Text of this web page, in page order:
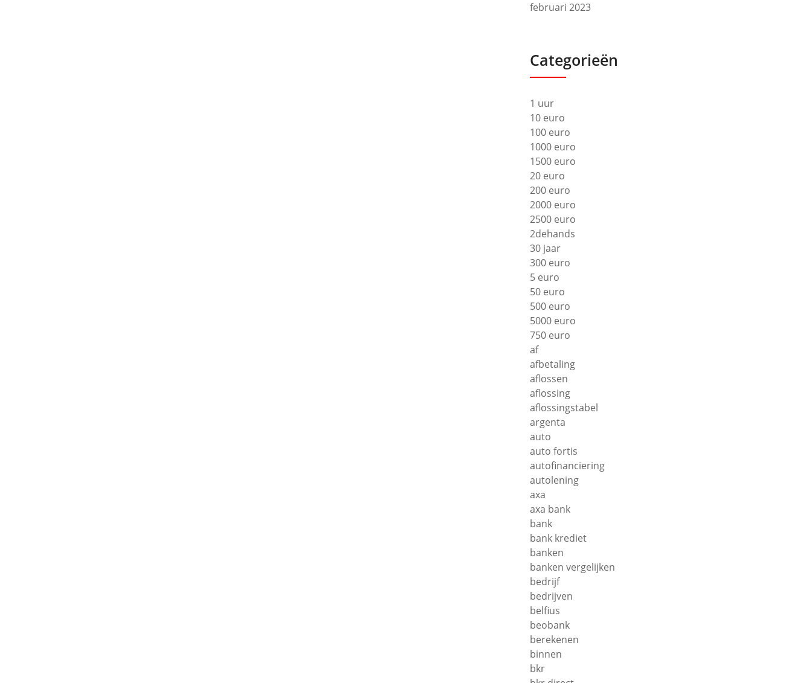
februari 2023
Categorieën
1 uur
10 euro
100 euro
1000 euro
1500 euro
20 euro
200 euro
2000 euro
2500 euro
2dehands
30 jaar
300 euro
5 euro
50 euro
500 euro
5000 euro
750 euro
af
afbetaling
aflossen
aflossing
aflossingstabel
argenta
auto
auto fortis
autofinanciering
autolening
axa
axa bank
bank
bank krediet
banken
banken vergelijken
bedrijf
bedrijven
belfius
beobank
berekenen
binnen
bkr